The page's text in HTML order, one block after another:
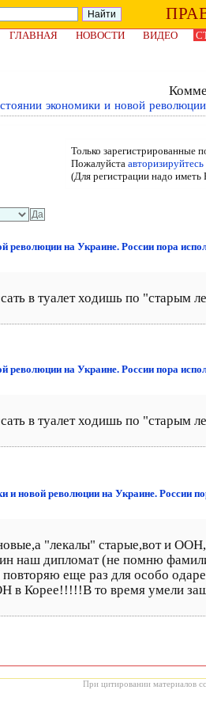
ГЛАВНАЯ
НОВОСТИ ВИДЕО
экономики и новой
Только зарегистрированные
Пожалуйста авторизируйтесь
(Для регистрации надо
революции на Украине. России пора
в туалет ходишь по "старым
революции на Украине. России пора
в туалет ходишь по "старым
и новой революции на Украине. России
"лекалы" старые,вот и
наш дипломат (не помню
еще раз для особо
в Корее!!!!!В то время умели
При цитировании материалов